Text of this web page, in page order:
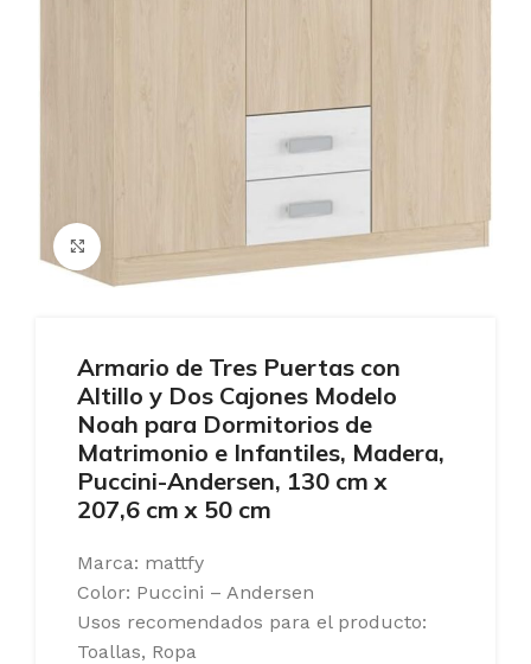
Armario de Tres Puertas con
Altillo y Dos Cajones Modelo
Noah para Dormitorios de
Matrimonio e Infantiles, Madera,
Puccini-Andersen, 130 cm x
207,6 cm x 50 cm
Marca: mattfy
Color: Puccini – Andersen
Usos recomendados para el producto:
Toallas, Ropa